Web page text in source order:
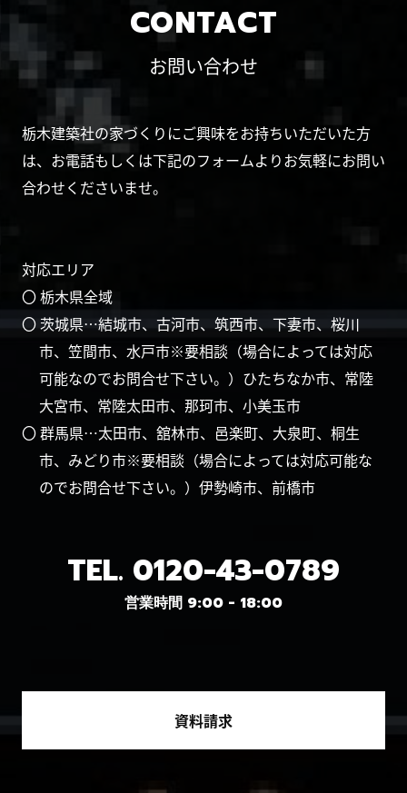
CONTACT
お問い合わせ
栃木建築社の家づくりにご興味をお持ちいただいた方
は、お電話もしくは下記のフォームよりお気軽にお問い
合わせくださいませ。
対応エリア
〇 栃木県全域
〇 茨城県…結城市、古河市、筑西市、下妻市、桜川
市、笠間市、水戸市※要相談（場合によっては対応
可能なのでお問合せ下さい。）ひたちなか市、常陸
大宮市、常陸太田市、那珂市、小美玉市
〇 群馬県…太田市、舘林市、邑楽町、大泉町、桐生
市、みどり市※要相談（場合によっては対応可能な
のでお問合せ下さい。）伊勢崎市、前橋市
TEL. 0120-43-0789
営業時間 9:00 - 18:00
資料請求